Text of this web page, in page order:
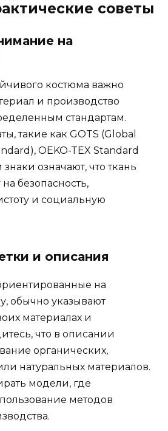
советы
на
костюма важно
и производство
стандартам.
такие как GOTS (Global
OEKO-TEX Standard
означают, что ткань
безопасность,
и социальную
и описания
на
обычно указывают
материалах и
что в описании
органических,
натуральных материалов.
модели, где
методов